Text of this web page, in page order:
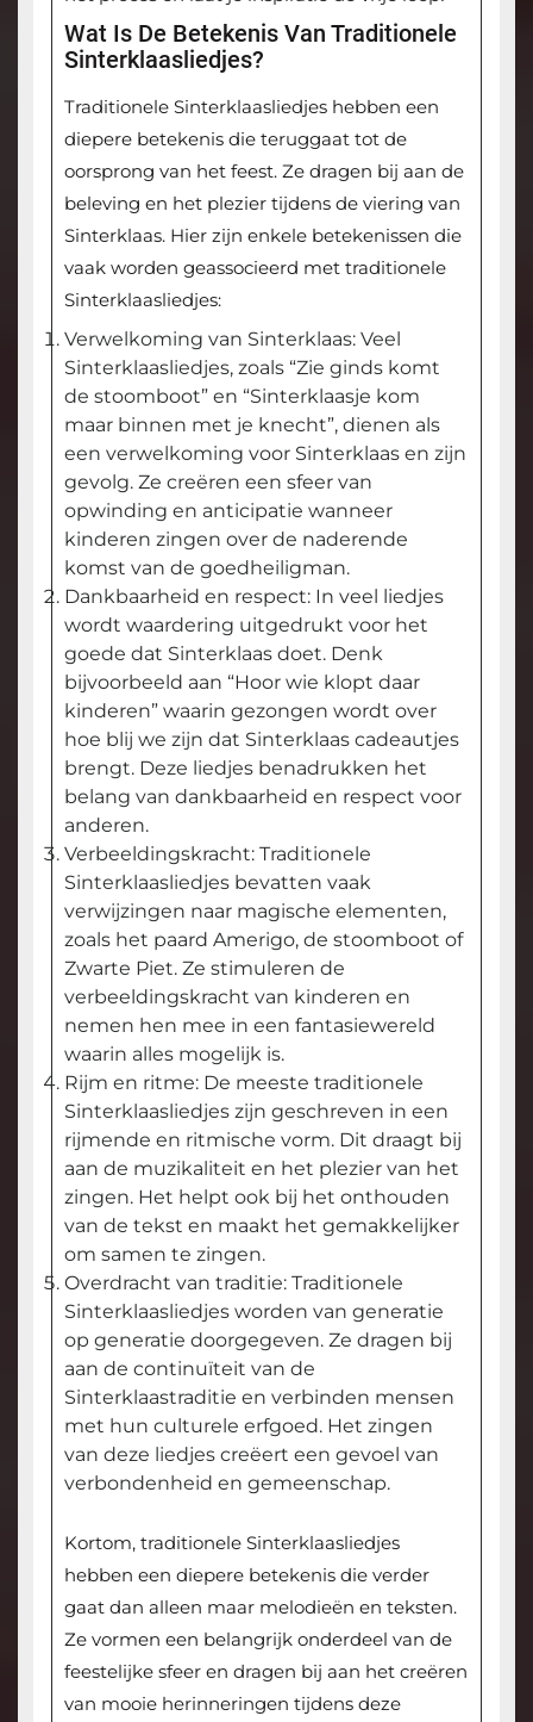
Wat Is De Betekenis Van Traditionele
Sinterklaasliedjes?
Traditionele Sinterklaasliedjes hebben een
diepere betekenis die teruggaat tot de
oorsprong van het feest. Ze dragen bij aan de
beleving en het plezier tijdens de viering van
Sinterklaas. Hier zijn enkele betekenissen die
vaak worden geassocieerd met traditionele
Sinterklaasliedjes:
Verwelkoming van Sinterklaas: Veel
Sinterklaasliedjes, zoals “Zie ginds komt
de stoomboot” en “Sinterklaasje kom
maar binnen met je knecht”, dienen als
een verwelkoming voor Sinterklaas en zijn
gevolg. Ze creëren een sfeer van
opwinding en anticipatie wanneer
kinderen zingen over de naderende
komst van de goedheiligman.
Dankbaarheid en respect: In veel liedjes
wordt waardering uitgedrukt voor het
goede dat Sinterklaas doet. Denk
bijvoorbeeld aan “Hoor wie klopt daar
kinderen” waarin gezongen wordt over
hoe blij we zijn dat Sinterklaas cadeautjes
brengt. Deze liedjes benadrukken het
belang van dankbaarheid en respect voor
anderen.
Verbeeldingskracht: Traditionele
Sinterklaasliedjes bevatten vaak
verwijzingen naar magische elementen,
zoals het paard Amerigo, de stoomboot of
Zwarte Piet. Ze stimuleren de
verbeeldingskracht van kinderen en
nemen hen mee in een fantasiewereld
waarin alles mogelijk is.
Rijm en ritme: De meeste traditionele
Sinterklaasliedjes zijn geschreven in een
rijmende en ritmische vorm. Dit draagt bij
aan de muzikaliteit en het plezier van het
zingen. Het helpt ook bij het onthouden
van de tekst en maakt het gemakkelijker
om samen te zingen.
Overdracht van traditie: Traditionele
Sinterklaasliedjes worden van generatie
op generatie doorgegeven. Ze dragen bij
aan de continuïteit van de
Sinterklaastraditie en verbinden mensen
met hun culturele erfgoed. Het zingen
van deze liedjes creëert een gevoel van
verbondenheid en gemeenschap.
Kortom, traditionele Sinterklaasliedjes
hebben een diepere betekenis die verder
gaat dan alleen maar melodieën en teksten.
Ze vormen een belangrijk onderdeel van de
feestelijke sfeer en dragen bij aan het creëren
van mooie herinneringen tijdens deze